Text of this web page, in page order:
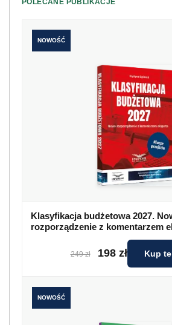
POLECANE PUBLIKACJE
NOWOŚĆ
Klasyfikacja budżetowa 2027.
rozporządzenie z komentarzem
249 zł 198 zł Kup
NOWOŚĆ